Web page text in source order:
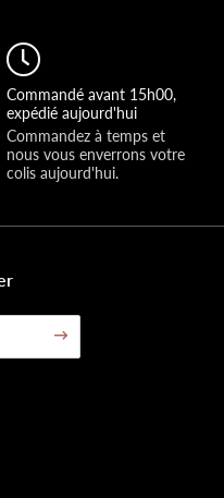
Commandé avant 15h00,
expédié aujourd'hui
Commandez à temps et
nous vous enverrons votre
colis aujourd'hui.